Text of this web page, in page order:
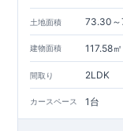
土地面積 73.30
建物面積 117.58㎡
間取り 2LDK
カースペース 1台